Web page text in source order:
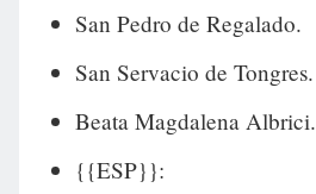
San Pedro de Regalado.
San Servacio de Tongres.
Beata Magdalena Albrici.
{{ESP}}: